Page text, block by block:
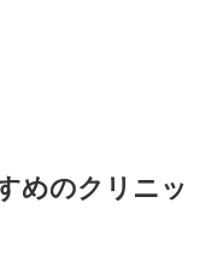
めのクリニッ